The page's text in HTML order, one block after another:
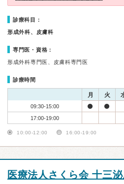
診療科目：
形成外科、皮膚科
専門医・資格：
形成外科専門医、皮膚科専門医
診療時間
月 火
09:30-15:00
17:00-19:00
10:00-12:00 16:00-19:00
医療法人さくら会 十三